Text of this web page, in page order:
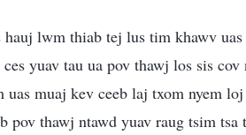
lwm thiab tej lus tim khawv
yuav tau ua pov thawj los sis
uas muaj kev ceeb laj txom nyem
pov thawj ntawd yuav raug tsim